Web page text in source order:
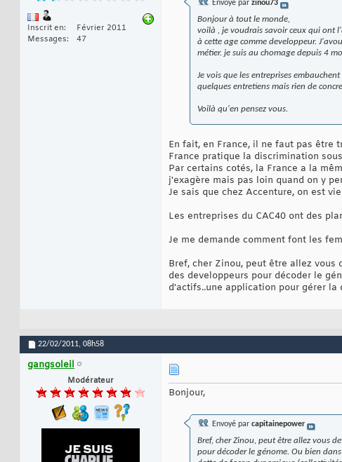
Inscrit en
Février 2011
Messages
47
Envoyé par zinou73
Bonjour à tout le monde,
voilà , je voudrais savoir ceux qui ont
à cette age comme developpeur.
métier. je suis au chomage depuis 4
Je vois que les entreprises
quelques entretiens mais rien de
Voilà qu'en pensez vous.
En fait, en France, il ne faut pas être
France pratique la discrimination
Par certains cotés, la France a la
j'exagère mais pas loin quand on y
Je sais que chez Accenture, on est
Les entreprises du CAC40 ont des
Je me demande comment font les
Bref, cher Zinou, peut être allez
des developpeurs pour décoder le
d'actifs..une application pour gérer
22/02/2011, 08h58
gangsoleil
Modérateur
Bonjour,
Envoyé par capitainepower
Bref, cher Zinou, peut être allez vous
pour décoder le génome. Ou bien